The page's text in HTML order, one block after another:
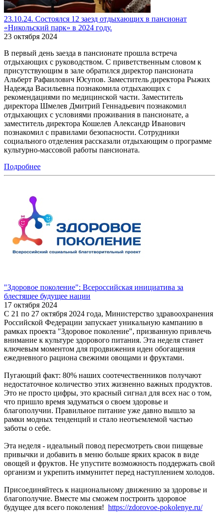
23.10.24. Состоялся 12 заезд отдыхающих в пансионат
«Никольский парк» в 2024 году.
23 октября 2024
В первый день заезда в пансионате прошла встреча
отдыхающих с руководством. С приветственным словом к
присутствующим в зале обратился директор пансионата
Альберт Рафаилович Юсупов. Заместитель директора Рыжих
Надежда Васильевна познакомила отдыхающих с
рекомендациями по медицинской части. Заместитель
директора Шмелев Дмитрий Геннадьевич познакомил
отдыхающих с условиями проживания в пансионате, а
заместитель директора Кошелев Александр Иванович
познакомил с правилами безопасности. Сотрудники
социального отделения рассказали отдыхающим о программе
культурно-массовой работы пансионата.
Подробнее
"Здоровое поколение": Всероссийская инициатива за
блестящее будущее нации
17 октября 2024
С 21 по 27 октября 2024 года, Министерство здравоохранения
Российской Федерации запускает уникальную кампанию в
рамках проекта "Здоровое поколение", призванную привлечь
внимание к культуре здорового питания. Эта неделя станет
ключевым моментом для продвижения идеи обогащения
ежедневного рациона свежими овощами и фруктами.
Пугающий факт: 80% наших соотечественников получают
недостаточное количество этих жизненно важных продуктов.
Это не просто цифры, это красный сигнал для всех нас о том,
что пришло время задуматься о своем здоровье и
благополучии. Правильное питание уже давно вышло за
рамки модных тенденций и стало неотъемлемой частью
заботы о себе.
Эта неделя - идеальный повод пересмотреть свои пищевые
привычки и добавить в меню больше ярких красок в виде
овощей и фруктов. Не упустите возможность поддержать свой
организм и укрепить иммунитет перед наступлением холодов.
Присоединяйтесь к национальному движению за здоровье и
благополучие. Вместе мы сможем построить здоровое
будущее для всего поколения! https://zdorovoe-pokolenye.ru/